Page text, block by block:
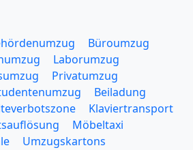
Büroumzug
Laborumzug
Privatumzug
Beiladung
Klaviertransport
Möbeltaxi
Umzugskartons